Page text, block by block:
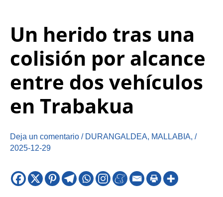
Un herido tras una
colisión por alcance
entre dos vehículos
en Trabakua
Deja un comentario / DURANGALDEA, MALLABIA, /
2025-12-29